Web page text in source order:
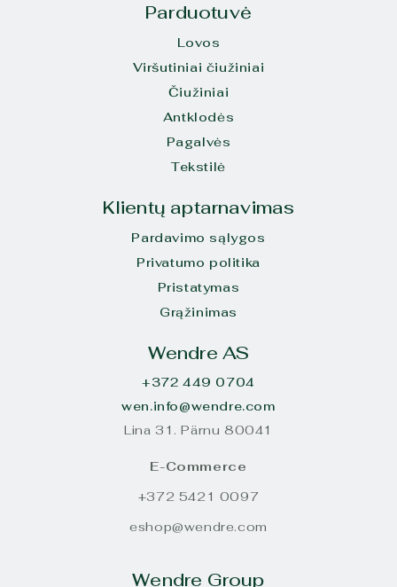
Parduotuvė
Lovos
Viršutiniai čiužiniai
Čiužiniai
Antklodės
Pagalvės
Tekstilė
Klientų aptarnavimas
Pardavimo sąlygos
Privatumo politika
Pristatymas
Grąžinimas
Wendre AS
+372 449 0704
wen.info@wendre.com
Lina 31. Pärnu 80041
E-Commerce
+372 5421 0097
eshop@wendre.com
Wendre Group